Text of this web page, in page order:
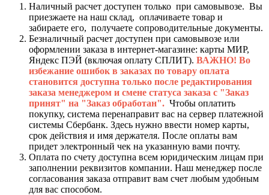
Наличный расчет доступен только при самовывозе. Вы
приезжаете на наш склад, оплачиваете товар и
забираете его, получаете сопроводительные документы.
Безналичный расчет доступен при самовывозе или
оформлении заказа в интернет-магазине: карты МИР,
Яндекс ПЭЙ (включая оплату СПЛИТ). ВАЖНО! Во
избежание ошибок в заказах по товару оплата
становится доступна только после редактирования
заказа менеджером и смене статуса заказа с "Заказ
принят" на "Заказ обработан". Чтобы оплатить
покупку, система перенаправит вас на сервер платежной
системы Сбербанк. Здесь нужно ввести номер карты,
срок действия и имя держателя. После оплаты вам
придет электронный чек на указанную вами почту.
Оплата по счету доступна всем юридическим лицам при
заполнении реквизитов компании. Наш менеджер после
согласования заказа отправит вам счет любым удобным
для вас способом.